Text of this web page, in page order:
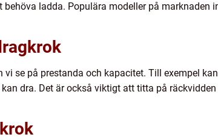
ladda. Populära modeller på marknaden
se på prestanda och kapacitet. Till exempel
dra. Det är också viktigt att titta på